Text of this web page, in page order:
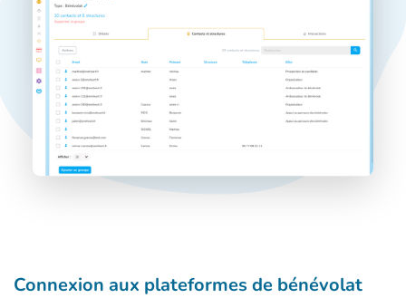
Connexion aux plateformes de bénévolat